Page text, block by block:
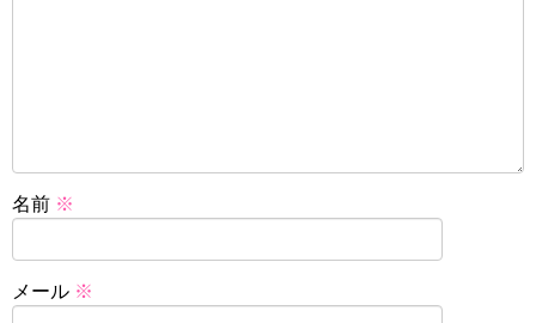
名前 ※
メール ※